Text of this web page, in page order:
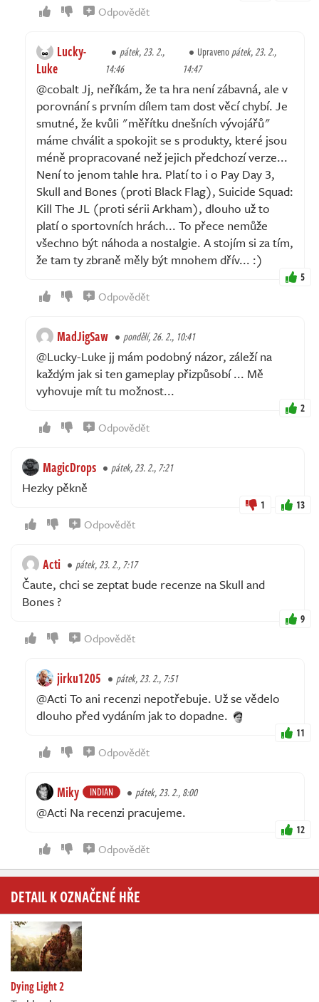
Odpovědět
Lucky-
Luke
pátek, 23. 2.,
14:46
Upravenopátek, 23. 2.,
14:47
@cobalt Jj, neříkám, že ta hra není zábavná, ale v
porovnání s prvním dílem tam dost věcí chybí. Je
smutné, že kvůli "měřítku dnešních vývojářů"
máme chválit a spokojit se s produkty, které jsou
méně propracované než jejich předchozí verze...
Není to jenom tahle hra. Platí to i o Pay Day 3,
Skull and Bones (proti Black Flag), Suicide Squad:
Kill The JL (proti sérii Arkham), dlouho už to
platí o sportovních hrách... To přece nemůže
všechno být náhoda a nostalgie. A stojím si za tím,
že tam ty zbraně měly být mnohem dřív... :)
5
Odpovědět
MadJigSaw pondělí, 26. 2., 10:41
@Lucky-Luke jj mám podobný názor, záleží na
každým jak si ten gameplay přizpůsobí ... Mě
vyhovuje mít tu možnost...
2
Odpovědět
MagicDrops pátek, 23. 2., 7:21
Hezky pěkně
1 13
Odpovědět
Acti pátek, 23. 2., 7:17
Čaute, chci se zeptat bude recenze na Skull and
Bones ?
9
Odpovědět
jirku1205 pátek, 23. 2., 7:51
@Acti To ani recenzi nepotřebuje. Už se vědelo
dlouho před vydáním jak to dopadne.
11
Odpovědět
Miky INDIAN pátek, 23. 2., 8:00
@Acti Na recenzi pracujeme.
12
Odpovědět
DETAIL K OZNAČENÉ HŘE
Dying Light 2